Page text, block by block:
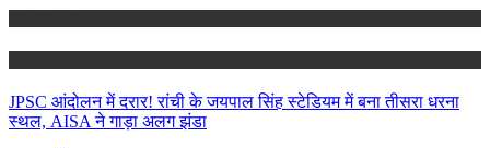
JPSC आंदोलन में दरार! रांची के जयपाल सिंह स्टेडियम में बना तीसरा धरना
स्थल, AISA ने गाड़ा अलग झंडा